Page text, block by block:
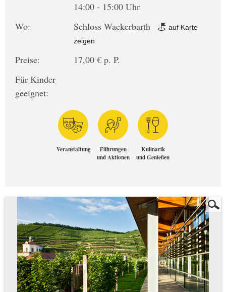
14:00 - 15:00 Uhr
Wo:
Schloss Wackerbarth
auf Karte
zeigen
Preise:
17,00 € p. P.
Für Kinder
geeignet:
Veranstaltung
Führungen
und Aktionen
Kulinarik
und Genießen